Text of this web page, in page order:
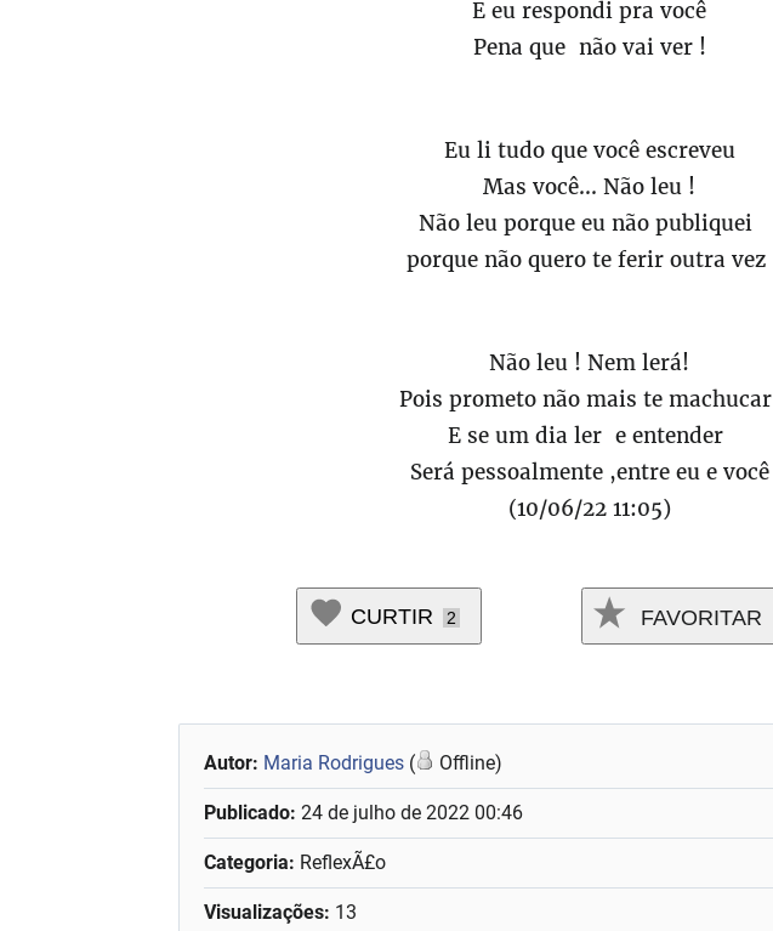
E eu respondi pra você
Pena que não vai ver !
Eu li tudo que você escreveu
Mas você... Não leu !
Não leu porque eu não publiquei
porque não quero te ferir outra vez
Não leu ! Nem lerá!
Pois prometo não mais te machucar
E se um dia ler e entender
Será pessoalmente ,entre eu e você
(10/06/22 11:05)
CURTIR 2 FAVORITAR
Autor: Maria Rodrigues ( Offline)
Publicado:24 de julho de 2022 00:46
Categoria: ReflexÃ£o
Visualizações: 13